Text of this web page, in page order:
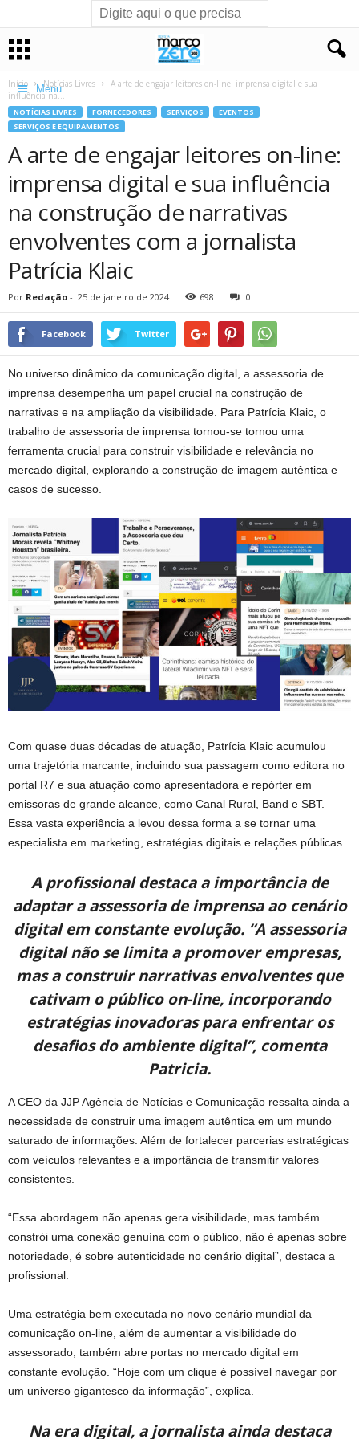
Menu
Início Notícias Livres
A arte de engajar leitores on-line: imprensa digital e sua
influência na...
NOTÍCIAS LIVRES FORNECEDORES SERVIÇOS
EVENTOS
SERVIÇOS E EQUIPAMENTOS
A arte de engajar leitores on-line:
imprensa digital e sua influência
na construção de narrativas
envolventes com a jornalista
Patrícia Klaic
Por Redação - 25 de janeiro de 2024 698 0
Facebook Twitter
No universo dinâmico da comunicação digital, a assessoria de
imprensa desempenha um papel crucial na construção de
narrativas e na ampliação da visibilidade. Para Patrícia Klaic, o
trabalho de assessoria de imprensa tornou-se tornou uma
ferramenta crucial para construir visibilidade e relevância no
mercado digital, explorando a construção de imagem autêntica e
casos de sucesso.
Com quase duas décadas de atuação, Patrícia Klaic acumulou
uma trajetória marcante, incluindo sua passagem como editora no
portal R7 e sua atuação como apresentadora e repórter em
emissoras de grande alcance, como Canal Rural, Band e SBT.
Essa vasta experiência a levou dessa forma a se tornar uma
especialista em marketing, estratégias digitais e relações públicas.
A profissional destaca a importância de
adaptar a assessoria de imprensa ao cenário
digital em constante evolução. “A assessoria
digital não se limita a promover empresas,
mas a construir narrativas envolventes que
cativam o público on-line, incorporando
estratégias inovadoras para enfrentar os
desafios do ambiente digital”, comenta
Patricia.
A CEO da JJP Agência de Notícias e Comunicação ressalta ainda a
necessidade de construir uma imagem autêntica em um mundo
saturado de informações. Além de fortalecer parcerias estratégicas
com veículos relevantes e a importância de transmitir valores
consistentes.
“Essa abordagem não apenas gera visibilidade, mas também
constrói uma conexão genuína com o público, não é apenas sobre
notoriedade, é sobre autenticidade no cenário digital”, destaca a
profissional.
Uma estratégia bem executada no novo cenário mundial da
comunicação on-line, além de aumentar a visibilidade do
assessorado, também abre portas no mercado digital em
constante evolução. “Hoje com um clique é possível navegar por
um universo gigantesco da informação”, explica.
Na era digital, a jornalista ainda destaca